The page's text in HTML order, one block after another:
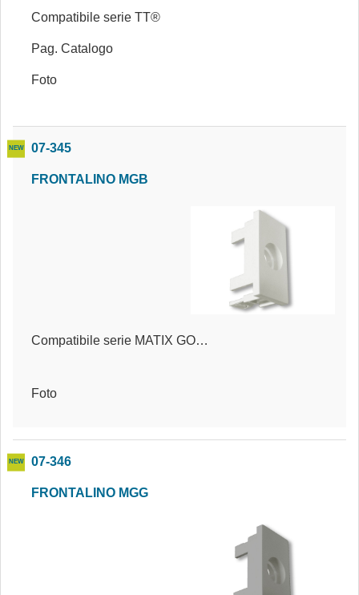
Compatibile serie TT®
Pag. Catalogo
Foto
07-345
FRONTALINO MGB
Compatibile serie MATIX GO BIANCA®
Foto
07-346
FRONTALINO MGG